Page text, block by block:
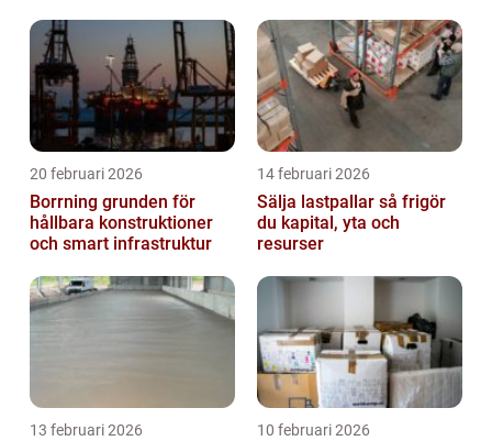
20 februari 2026
Borrning grunden för
hållbara konstruktioner
och smart infrastruktur
14 februari 2026
Sälja lastpallar så frigör
du kapital, yta och
resurser
13 februari 2026 10 februari 2026